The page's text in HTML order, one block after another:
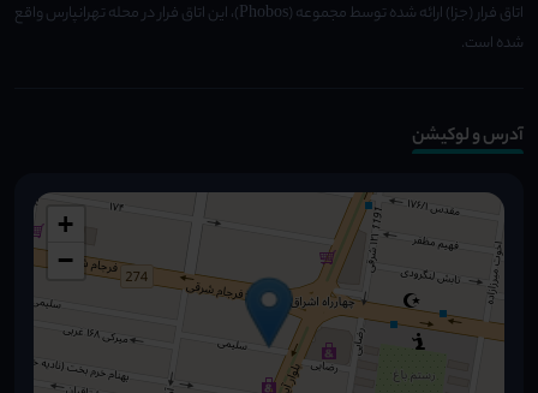
اتاق فرار (جزا) ارائه شده توسط مجموعه (Phobos)، این اتاق فرار در محله تهرانپارس واقع
شده است.
آدرس و لوکیشن
+
−